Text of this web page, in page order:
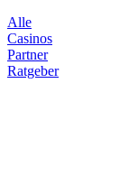
Alle
Casinos
Partner
Ratgeber